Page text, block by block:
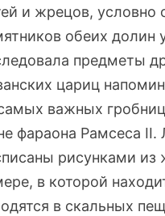
и жрецов, условно
обеих долин
предметы
цариц
важных
фараона Рамсеса II.
рисунками из
в которой
в скальных